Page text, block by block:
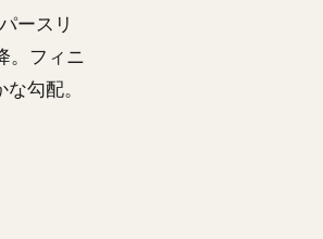
ースリ
。フィニ
勾配。